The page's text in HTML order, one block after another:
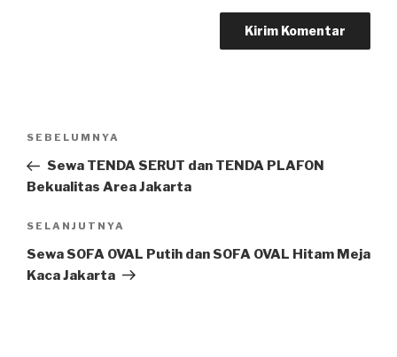
Navigasi
Pos
Sebelumnya
SEBELUMNYA
Sewa TENDA SERUT dan TENDA PLAFON
Bekualitas Area Jakarta
Pos
Selanjutnya
SELANJUTNYA
Sewa SOFA OVAL Putih dan SOFA OVAL Hitam Meja
Kaca Jakarta